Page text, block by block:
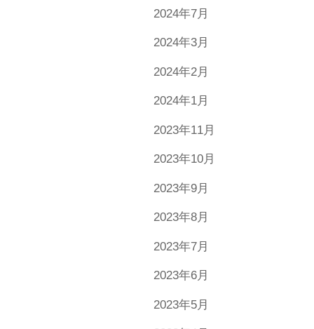
2024年7月
2024年3月
2024年2月
2024年1月
2023年11月
2023年10月
2023年9月
2023年8月
2023年7月
2023年6月
2023年5月